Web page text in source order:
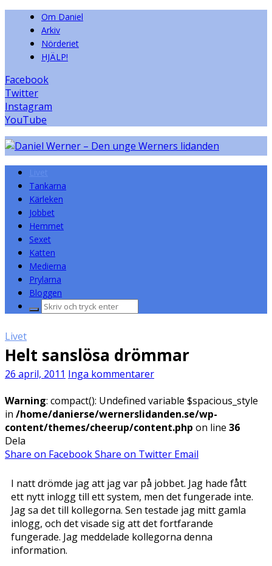
Om Daniel
Arkiv
Nörderiet
HJÄLP!
Facebook
Twitter
Instagram
YouTube
Tankarna
Kärleken
Jobbet
Hemmet
Sexet
Katten
Medierna
Prylarna
Bloggen
Sök
Livet
Helt sanslösa drömmar
26 april, 2011 Inga kommentarer
Warning: compact(): Undefined variable $spacious_style
in /home/danierse/wernerslidanden.se/wp-
content/themes/cheerup/content.php on line 36
Dela
Share on FacebookShare on Twitter Email
I natt drömde jag att jag var på jobbet. Jag hade fått
ett nytt inlogg till ett system, men det fungerade inte.
Jag sa det till kollegorna. Sen testade jag mitt gamla
inlogg, och det visade sig att det fortfarande
fungerade. Jag meddelade kollegorna denna
information.